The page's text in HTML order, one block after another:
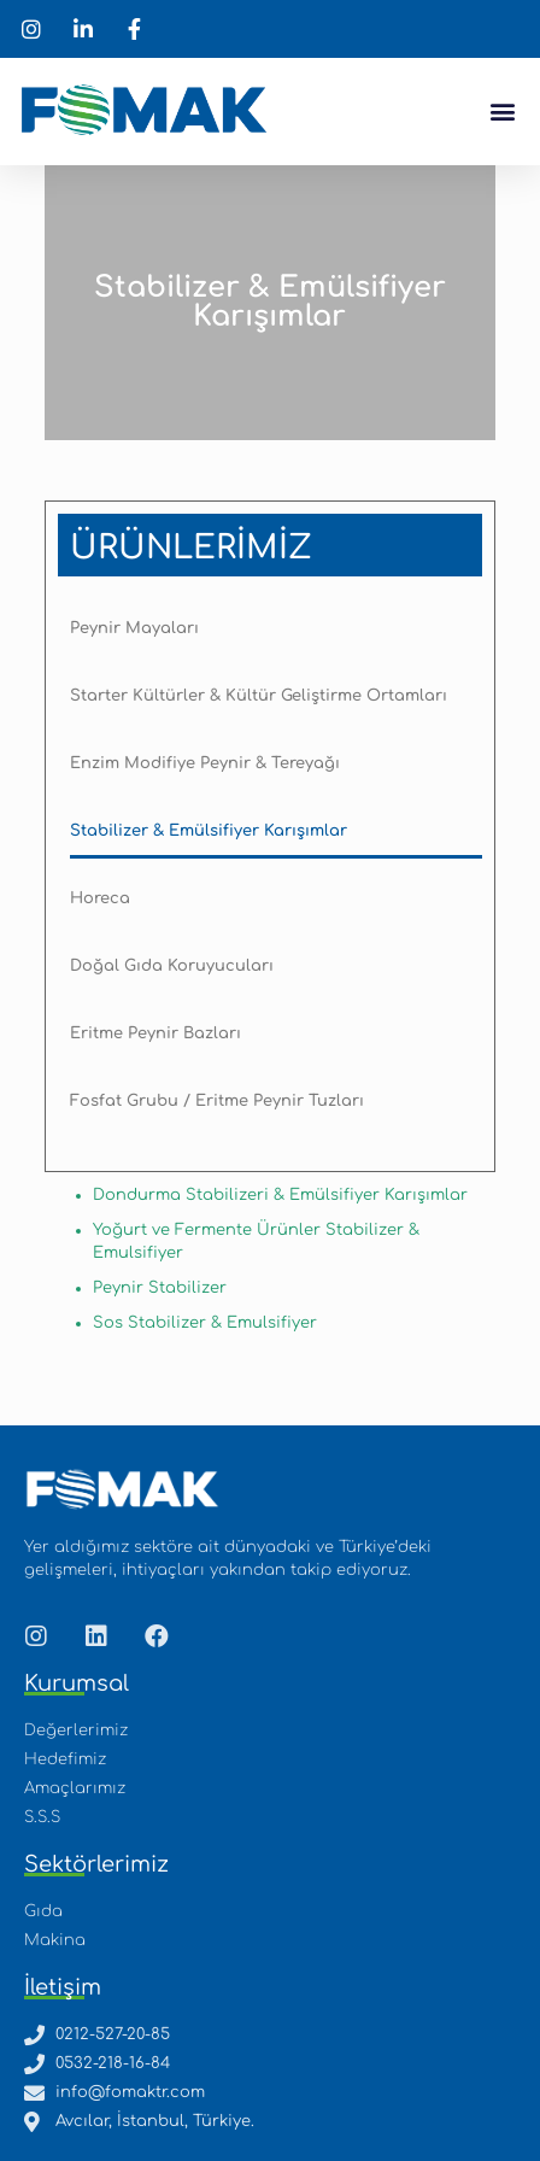
Stabilizer & Emülsifiyer
Karışımlar
ÜRÜNLERİMİZ
Peynir Mayaları
Starter Kültürler & Kültür Geliştirme Ortamları
Enzim Modifiye Peynir & Tereyağı
Stabilizer & Emülsifiyer Karışımlar
Horeca
Doğal Gıda Koruyucuları
Eritme Peynir Bazları
Fosfat Grubu / Eritme Peynir Tuzları
Dondurma Stabilizeri & Emülsifiyer Karışımlar
Yoğurt ve Fermente Ürünler Stabilizer &
Emulsifiyer
Peynir Stabilizer
Sos Stabilizer & Emulsifiyer
Yer aldığımız sektöre ait dünyadaki ve Türkiye’deki
gelişmeleri, ihtiyaçları yakından takip ediyoruz.
Kurumsal
Değerlerimiz
Hedefimiz
Amaçlarımız
S.S.S
Sektörlerimiz
Gıda
Makina
İletişim
0212-527-20-85
0532-218-16-84
info@fomaktr.com
Avcılar, İstanbul, Türkiye.